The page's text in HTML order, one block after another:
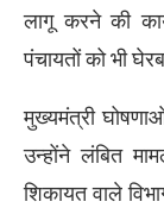
लागू करने की
पंचायतों को भी
मुख्यमंत्री
उन्होंने लंबित
शिकायत वाले